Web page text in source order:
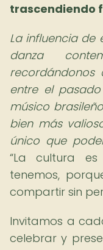
trascendiendo
La influencia de
danza
entre el
músico
bien más
único que
La cultura
tenemos,
compartir sin
Invitamos a
celebrar y